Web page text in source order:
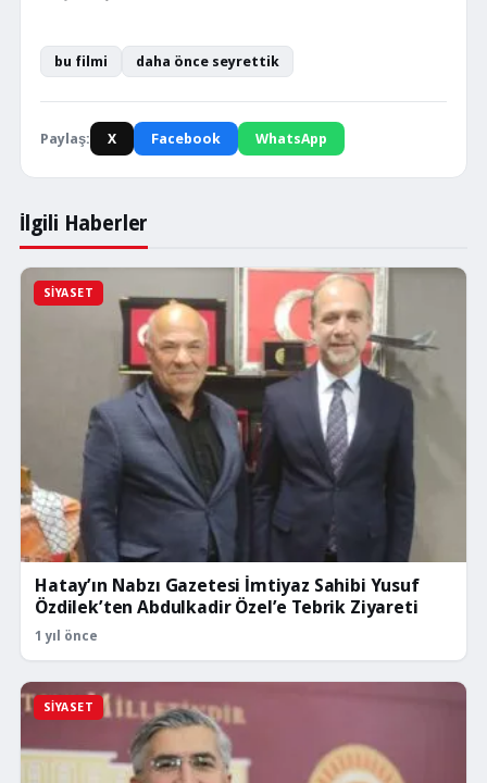
bu filmi daha önce seyrettik
Paylaş: X Facebook WhatsApp
İlgili Haberler
SIYASET
Hatay’ın Nabzı Gazetesi İmtiyaz Sahibi Yusuf
Özdilek’ten Abdulkadir Özel’e Tebrik Ziyareti
1 yıl önce
SIYASET